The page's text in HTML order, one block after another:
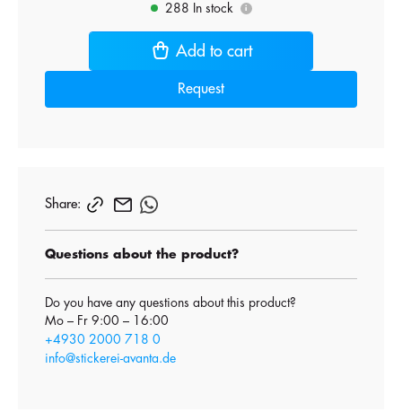
288 In stock i
Add to cart
Request
Share:
Questions about the product?
Do you have any questions about this product?
Mo – Fr 9:00 – 16:00
+4930 2000 718 0
info@stickerei-avanta.de